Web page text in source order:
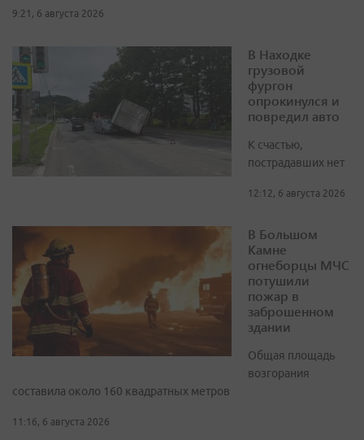
9:21, 6 августа 2026
В Находке
грузовой
фургон
опрокинулся и
повредил авто
К счастью,
пострадавших нет
12:12, 6 августа 2026
В Большом
Камне
огнеборцы МЧС
потушили
пожар в
заброшенном
здании
Общая площадь
возгорания
составила около 160 квадратных метров
11:16, 6 августа 2026